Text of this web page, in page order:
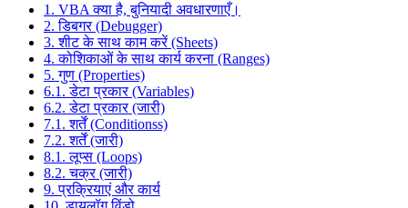
1. VBA क्या है, बुनियादी अवधारणाएँ।
2. डिबगर (Debugger)
3. शीट के साथ काम करें (Sheets)
4. कोशिकाओं के साथ कार्य करना (Ranges)
5. गुण (Properties)
6.1. डेटा प्रकार (Variables)
6.2. डेटा प्रकार (जारी)
7.1. शर्तें (Conditionss)
7.2. शर्तें (जारी)
8.1. लूप्स (Loops)
8.2. चक्र (जारी)
9. प्रक्रियाएं और कार्य